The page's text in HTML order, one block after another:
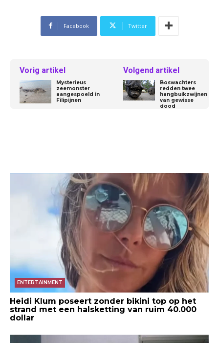
Facebook Twitter
Vorig artikel
Mysterieus
zeemonster
aangespoeld in
Filipijnen
Volgend artikel
Boswachters
redden twee
hangbuikzwijnen
van gewisse
dood
ENTERTAINMENT
Heidi Klum poseert zonder bikini top op het
strand met een halsketting van ruim 40.000
dollar